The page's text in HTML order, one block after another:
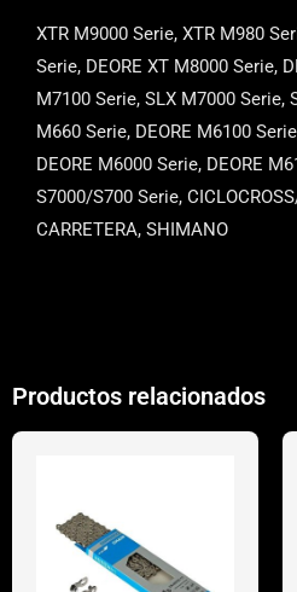
XTR M9000 Serie, XTR M980
Serie, DEORE XT M8000 Serie,
M7100 Serie, SLX M7000 Serie,
M660 Serie, DEORE M6100
DEORE M6000 Serie, DEORE
S7000/S700 Serie,
CARRETERA, SHIMANO
Productos relacionados